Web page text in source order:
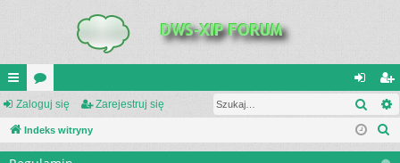
UI
C
K
or
a
al
og
ar
ej
es
Zaloguj się Zarejestruj się
Indeks witryny